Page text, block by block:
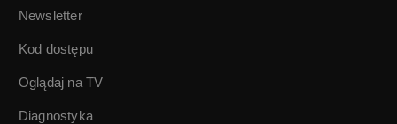
Newsletter
Kod dostępu
Oglądaj na TV
Diagnostyka